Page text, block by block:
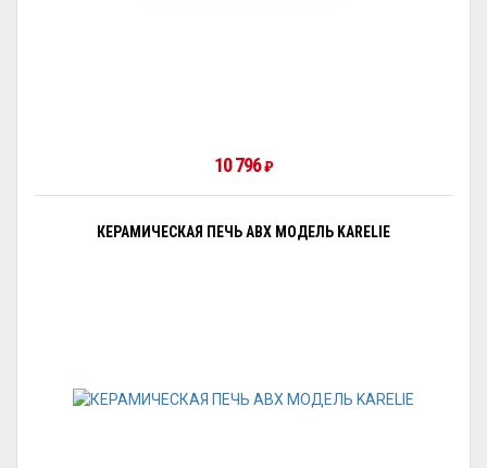
10 796₽
КЕРАМИЧЕСКАЯ ПЕЧЬ ABX МОДЕЛЬ KARELIE